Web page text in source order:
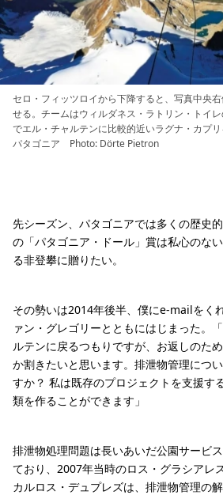
セロ・フィッツロイから下降すると、写真中央
せる。チームはウィルダネス・ラトリン・トイ
でエル・チャルテンに比較的近いラグナ・カプ
パタゴニア Photo: Dörte Pietron
先シーズン、パタゴニアでは多くの歴史
の「パタゴニア・ドール」賞は私心のな
る非登攀に贈りたい。
その勢いは2014年後半、僕にe-mailをく
ァン・グレゴリーとともにはじまった。
ルテンに戻るつもりですが、お返しのた
か割きたいと思います。排泄物管理につ
すか？ 私は既存のプロジェクトを支援す
類を作ることができます」
排泄物処理問題は長いあいだ公園サービ
ており、2007年当時のロス・グラシアレ
カルロス・デュプレズは、排泄物管理の